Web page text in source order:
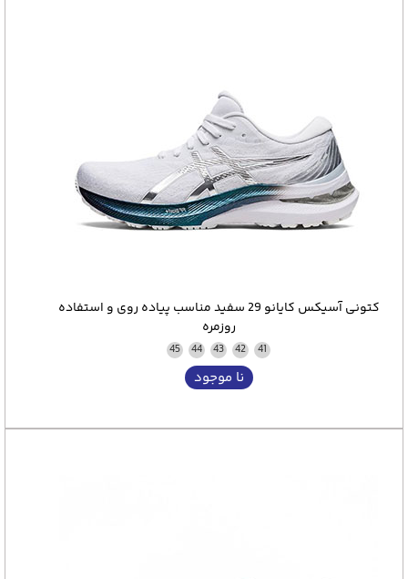
کتونی آسیکس کایانو 29 سفید مناسب پیاده روی و استفاده
روزمره
41
42
43
44
45
نا موجود